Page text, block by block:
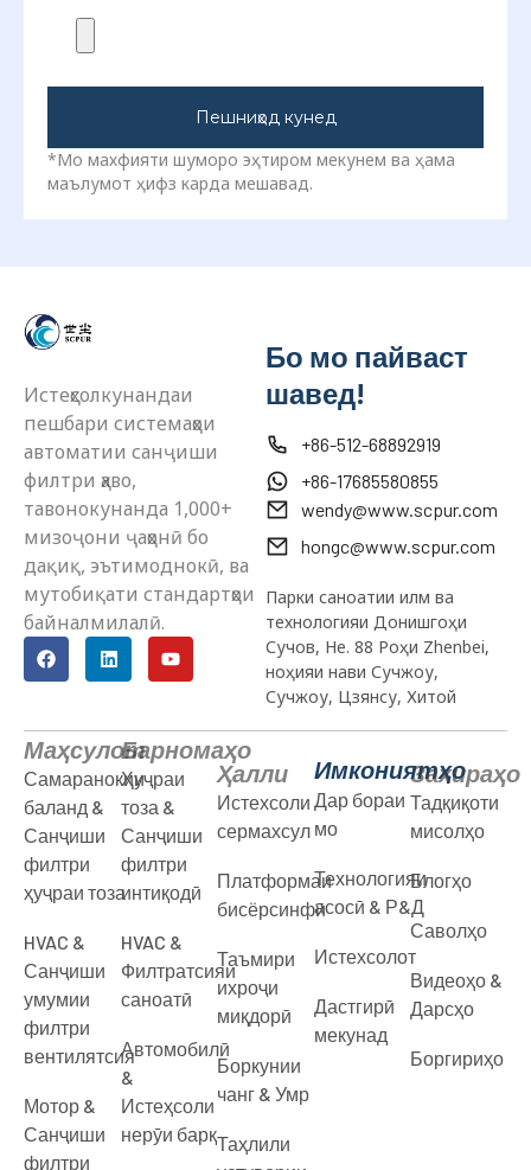
Пешниҳод кунед
*Мо махфияти шуморо эҳтиром мекунем ва ҳама
маълумот ҳифз карда мешавад.
Истеҳсолкунандаи
пешбари системаҳои
автоматии санҷиши
филтри ҳаво,
тавонокунанда 1,000+
мизоҷони ҷаҳонӣ бо
дақиқ, эътимоднокӣ, ва
мутобиқати стандартҳои
байналмилалӣ.
Бо мо пайваст
шавед!
+86-512-68892919
+86-17685580855
wendy@www.scpur.com
hongc@www.scpur.com
Парки саноатии илм ва
технологияи Донишгоҳи
Сучов, Не. 88 Роҳи Zhenbei,
ноҳияи нави Сучжоу,
Сучжоу, Цзянсу, Хитой
Маҳсулот
Самаранокии
баланд &
Санҷиши
филтри
ҳуҷраи тоза
HVAC &
Санҷиши
умумии
филтри
вентилятсия
Мотор &
Санҷиши
филтри
Барномаҳо
Ҳуҷраи
тоза &
Санҷиши
филтри
интиқодӣ
HVAC &
Филтратсияи
саноатӣ
Автомобилӣ
&
Истеҳсоли
нерӯи барқ
Ҳалли
Истехсоли
сермахсул
Платформаи
бисёрсинфӣ
Таъмири
ихроҷи
миқдорӣ
Боркунии
чанг & Умр
Таҳлили
Имкониятҳо
Дар бораи
мо
Технологияи
асосӣ & Р&Д
Истехсолот
Дастгирӣ
мекунад
Захираҳо
Тадқиқоти
мисолҳо
Блогҳо
Саволҳо
Видеоҳо &
Дарсҳо
Боргириҳо